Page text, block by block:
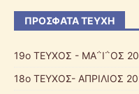
ΠΡΌΣΦΑΤΑ ΤΕΎΧΗ
19ο ΤΕΥΧΟΣ - ΜΑ΅Ι΅ΟΣ
18ο ΤΕΥΧΟΣ- ΑΠΡΙΛΙΟΣ